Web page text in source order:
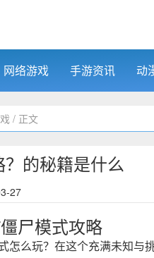
网络游戏 手游资讯 动
/ 正文
的秘籍是什么
27
尸模式攻略
怎么玩？在这个充满未知与